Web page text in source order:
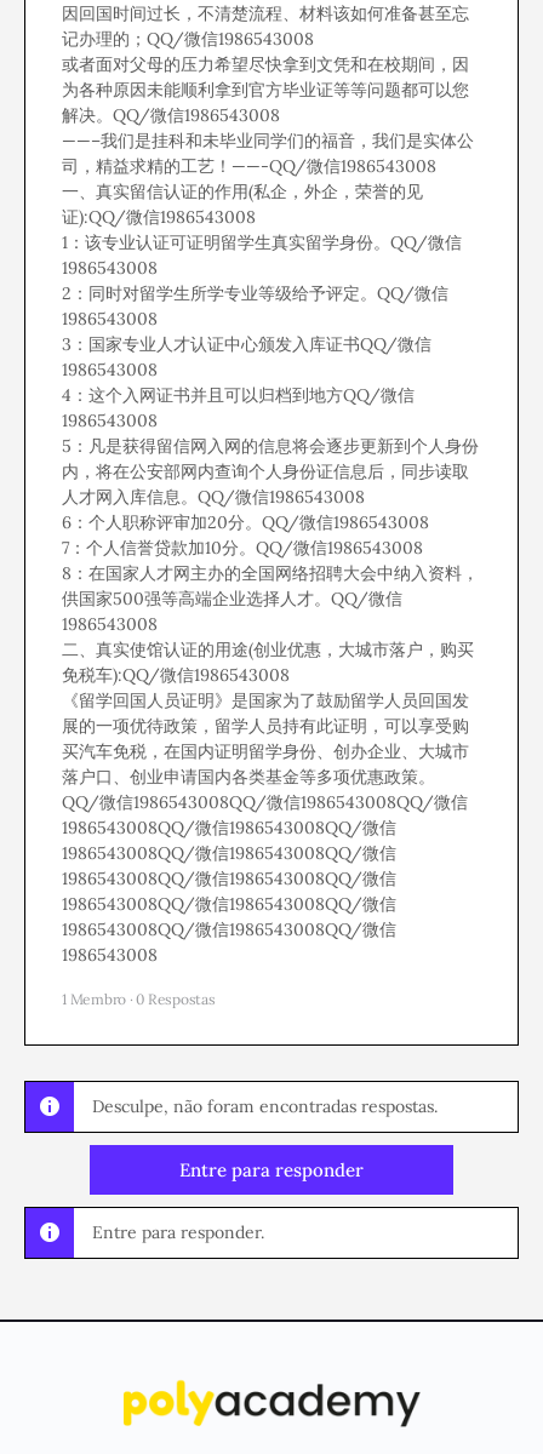
因回国时间过长，不清楚流程、材料该如何准备甚至忘
记办理的；QQ/微信1986543008
或者面对父母的压力希望尽快拿到文凭和在校期间，因
为各种原因未能顺利拿到官方毕业证等等问题都可以您
解决。QQ/微信1986543008
——–我们是挂科和未毕业同学们的福音，我们是实体公
司，精益求精的工艺！——-QQ/微信1986543008
一、真实留信认证的作用(私企，外企，荣誉的见
证):QQ/微信1986543008
1：该专业认证可证明留学生真实留学身份。QQ/微信
1986543008
2：同时对留学生所学专业等级给予评定。QQ/微信
1986543008
3：国家专业人才认证中心颁发入库证书QQ/微信
1986543008
4：这个入网证书并且可以归档到地方QQ/微信
1986543008
5：凡是获得留信网入网的信息将会逐步更新到个人身份
内，将在公安部网内查询个人身份证信息后，同步读取
人才网入库信息。QQ/微信1986543008
6：个人职称评审加20分。QQ/微信1986543008
7：个人信誉贷款加10分。QQ/微信1986543008
8：在国家人才网主办的全国网络招聘大会中纳入资料，
供国家500强等高端企业选择人才。QQ/微信
1986543008
二、真实使馆认证的用途(创业优惠，大城市落户，购买
免税车):QQ/微信1986543008
《留学回国人员证明》是国家为了鼓励留学人员回国发
展的一项优待政策，留学人员持有此证明，可以享受购
买汽车免税，在国内证明留学身份、创办企业、大城市
落户口、创业申请国内各类基金等多项优惠政策。
QQ/微信1986543008QQ/微信1986543008QQ/微信
1986543008QQ/微信1986543008QQ/微信
1986543008QQ/微信1986543008QQ/微信
1986543008QQ/微信1986543008QQ/微信
1986543008QQ/微信1986543008QQ/微信
1986543008QQ/微信1986543008QQ/微信
1986543008
1 Membro · 0 Respostas
Desculpe, não foram encontradas respostas.
Entre para responder
Entre para responder.